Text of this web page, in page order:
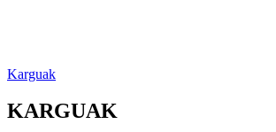
Karguak
KARGUAK